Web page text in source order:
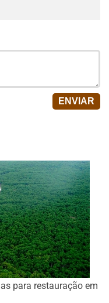
para restauração em